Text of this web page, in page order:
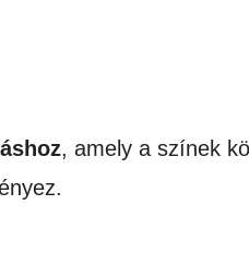
, amely a színek